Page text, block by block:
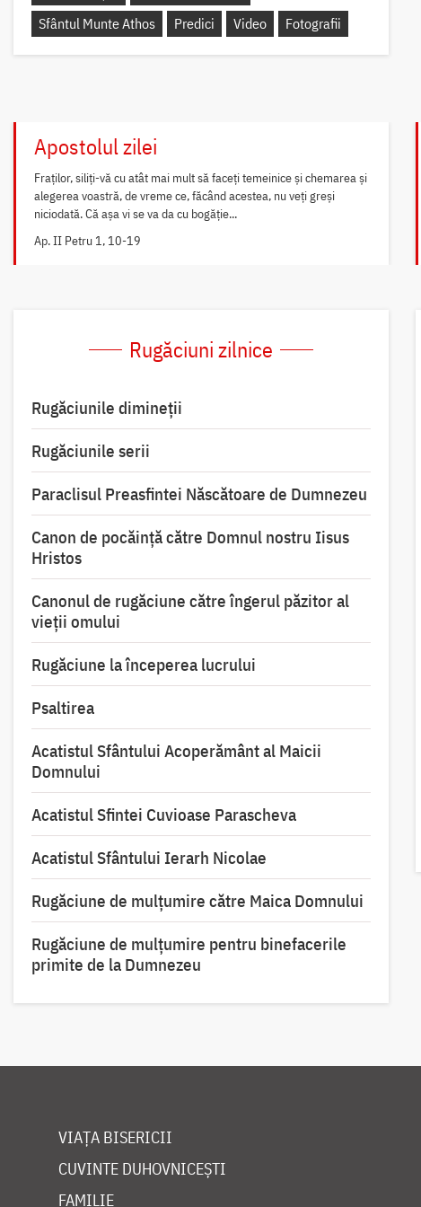
Sfântul Munte Athos
Predici Video Fotografii
Apostolul zilei
Fraților, siliți-vă cu atât mai mult să faceți temeinice și chemarea și
alegerea voastră, de vreme ce, făcând acestea, nu veți greși
niciodată. Că așa vi se va da cu bogăție...
Ap. II Petru 1, 10-19
Rugăciuni zilnice
Rugăciunile dimineții
Rugăciunile serii
Paraclisul Preasfintei Născătoare de Dumnezeu
Canon de pocăință către Domnul nostru Iisus
Hristos
Canonul de rugăciune către îngerul păzitor al
vieții omului
Rugăciune la începerea lucrului
Psaltirea
Acatistul Sfântului Acoperământ al Maicii
Domnului
Acatistul Sfintei Cuvioase Parascheva
Acatistul Sfântului Ierarh Nicolae
Rugăciune de mulţumire către Maica Domnului
Rugăciune de mulțumire pentru binefacerile
primite de la Dumnezeu
VIAȚA BISERICII
CUVINTE DUHOVNICEȘTI
FAMILIE